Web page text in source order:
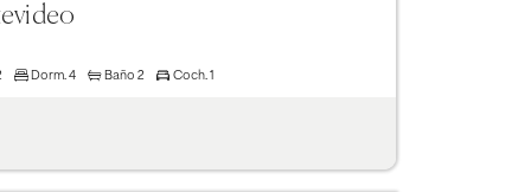
Dorm.4 Baño 2 Coch.1